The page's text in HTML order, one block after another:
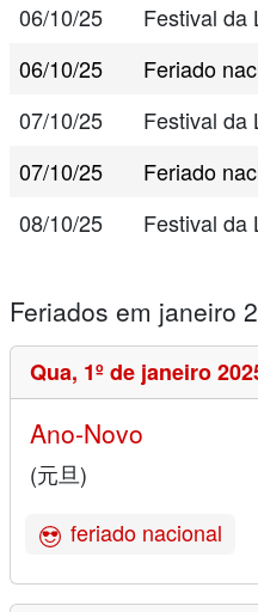
06/10/25
Festival da
06/10/25
Feriado
07/10/25
Festival da
07/10/25
Feriado
08/10/25
Festival da
Feriados em janeiro
Qua, 1º de janeiro
Ano-Novo
(元旦)
feriado nacional